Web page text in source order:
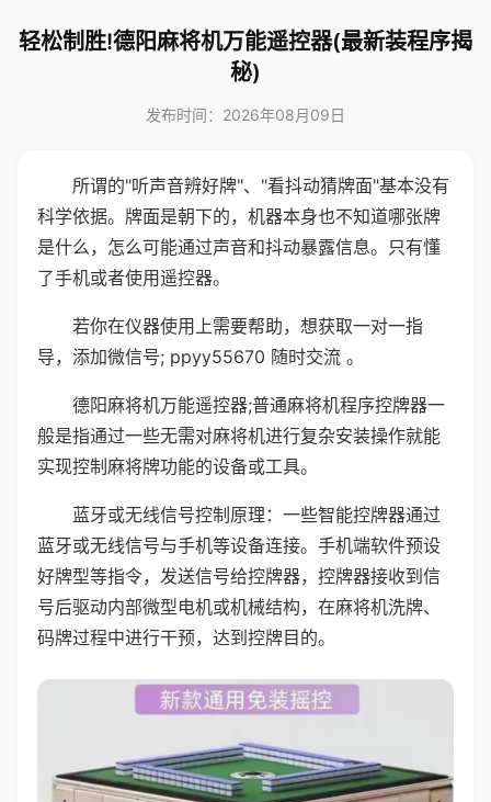
轻松制胜!德阳麻将机万能遥控器(最新装程序揭
秘)
发布时间：2026年08月09日
所谓的"听声音辨好牌"、"看抖动猜牌面"基本没有
科学依据。牌面是朝下的，机器本身也不知道哪张牌
是什么，怎么可能通过声音和抖动暴露信息。只有懂
了手机或者使用遥控器。
若你在仪器使用上需要帮助，想获取一对一指
导，添加微信号; ppyy55670 随时交流 。
德阳麻将机万能遥控器;普通麻将机程序控牌器一
般是指通过一些无需对麻将机进行复杂安装操作就能
实现控制麻将牌功能的设备或工具。
蓝牙或无线信号控制原理：一些智能控牌器通过
蓝牙或无线信号与手机等设备连接。手机端软件预设
好牌型等指令，发送信号给控牌器，控牌器接收到信
号后驱动内部微型电机或机械结构，在麻将机洗牌、
码牌过程中进行干预，达到控牌目的。